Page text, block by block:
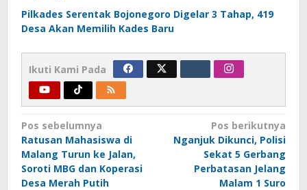
Pilkades Serentak Bojonegoro Digelar 3 Tahap, 419
Desa Akan Memilih Kades Baru
Ikuti Kami Pada
Navigasi
pos
Pos sebelumnya
Ratusan Mahasiswa di
Malang Turun ke Jalan,
Soroti MBG dan Koperasi
Desa Merah Putih
Pos berikutnya
Nganjuk Dikunci, Polisi
Sekat 5 Gerbang
Perbatasan Jelang
Malam 1 Suro